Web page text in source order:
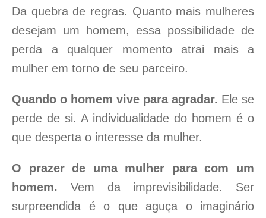
Da quebra de regras. Quanto mais mulheres
desejam um homem, essa possibilidade de
perda a qualquer momento atrai mais a
mulher em torno de seu parceiro.
Quando o homem vive para agradar. Ele se
perde de si. A individualidade do homem é o
que desperta o interesse da mulher.
O prazer de uma mulher para com um
homem. Vem da imprevisibilidade. Ser
surpreendida é o que aguça o imaginário